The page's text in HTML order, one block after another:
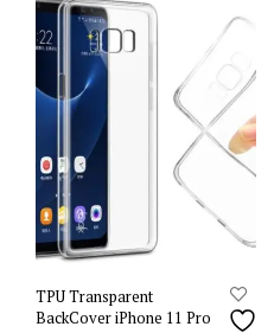
TPU Transparent
BackCover iPhone 11 Pro